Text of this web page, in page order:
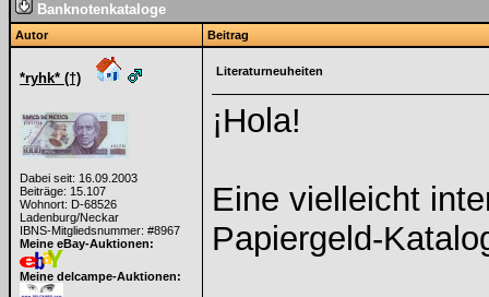
Banknotenkataloge
Autor Beitrag
*ryhk* (†)
Dabei seit: 16.09.2003
Beiträge: 15.107
Wohnort: D-68526
Ladenburg/Neckar
IBNS-Mitgliedsnummer: #8967
Meine eBay-Auktionen:
Meine delcampe-Auktionen:
Literaturneuheiten
¡Hola!
Eine vielleicht
Papiergeld-